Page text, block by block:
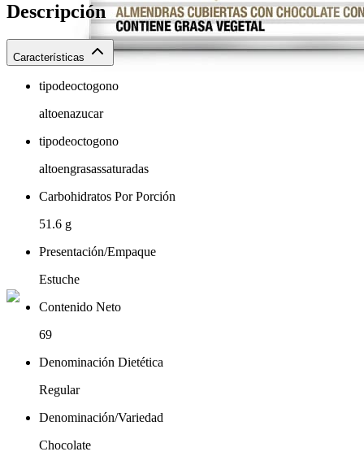
Descripción
Características
tipodeoctogono
altoenazucar
tipodeoctogono
altoengrasassaturadas
Carbohidratos Por Porción
51.6 g
Presentación/Empaque
Estuche
Contenido Neto
69
Denominación Dietética
Regular
Denominación/Variedad
Chocolate